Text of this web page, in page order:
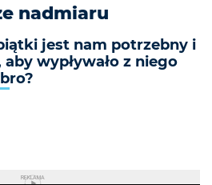
nadmiaru
jest nam potrzebny i
wypływało z niego
REKLAMA